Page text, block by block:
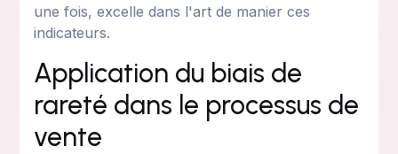
une fois, excelle dans l'art de manier ces
indicateurs.
Application du biais de
rareté dans le processus de
vente